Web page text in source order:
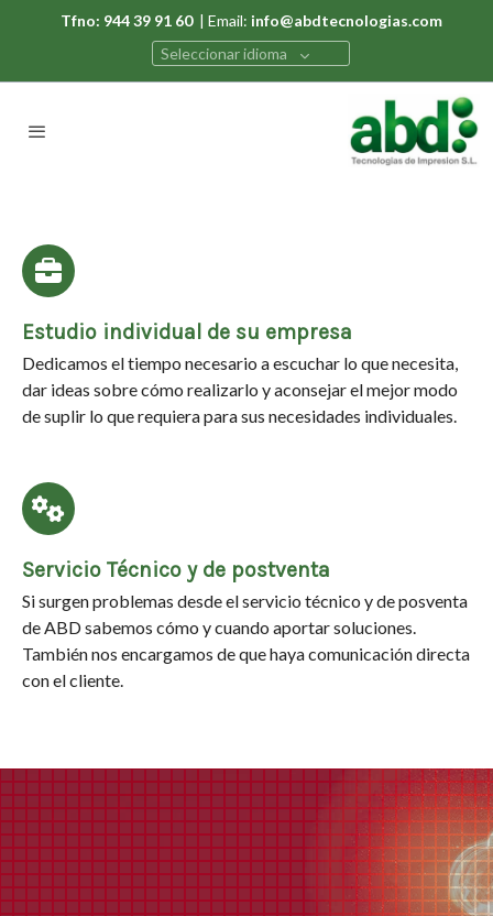
Tfno: 944 39 91 60| Email: info@abdtecnologias.com
Seleccionar idioma
Estudio individual de su empresa
Dedicamos el tiempo necesario a escuchar lo que necesita,
dar ideas sobre cómo realizarlo y aconsejar el mejor modo
de suplir lo que requiera para sus necesidades individuales.
Servicio Técnico y de postventa
Si surgen problemas desde el servicio técnico y de posventa
de ABD sabemos cómo y cuando aportar soluciones.
También nos encargamos de que haya comunicación directa
con el cliente.